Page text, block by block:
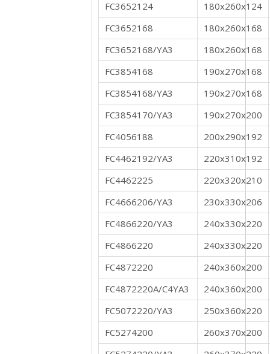
FC3652124
180x260x124
FC3652168
180x260x168
FC3652168/YA3
180x260x168
FC3854168
190x270x168
FC3854168/YA3
190x270x168
FC3854170/YA3
190x270x200
FC4056188
200x290x192
FC4462192/YA3
220x310x192
FC4462225
220x320x210
FC4666206/YA3
230x330x206
FC4866220/YA3
240x330x220
FC4866220
240x330x220
FC4872220
240x360x200
FC4872220A/C4YA3
240x360x200
FC5072220/YA3
250x360x220
FC5274200
260x370x200